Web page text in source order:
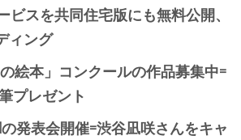
ビスを共同住宅版にも無料公開、
ィング
絵本」コンクールの作品募集中=
プレゼント
発表会開催=渋谷凪咲さんをキャ